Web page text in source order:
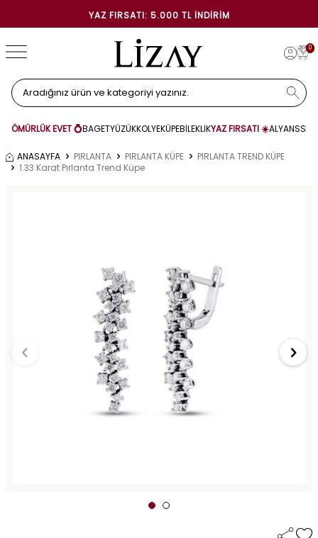
YAZ FIRSATI: 5.000 TL İNDIRIM
0
ÖMÜRLÜK EVET 💍BAGETYÜZÜKKOLYEKÜPEBİLEKLİKYAZ FIRSATI ☀️ALYANS
ANASAYFA PIRLANTA PIRLANTA KÜPE
PIRLANTA TREND KÜPE
1.33 Karat Pırlanta Trend Küpe